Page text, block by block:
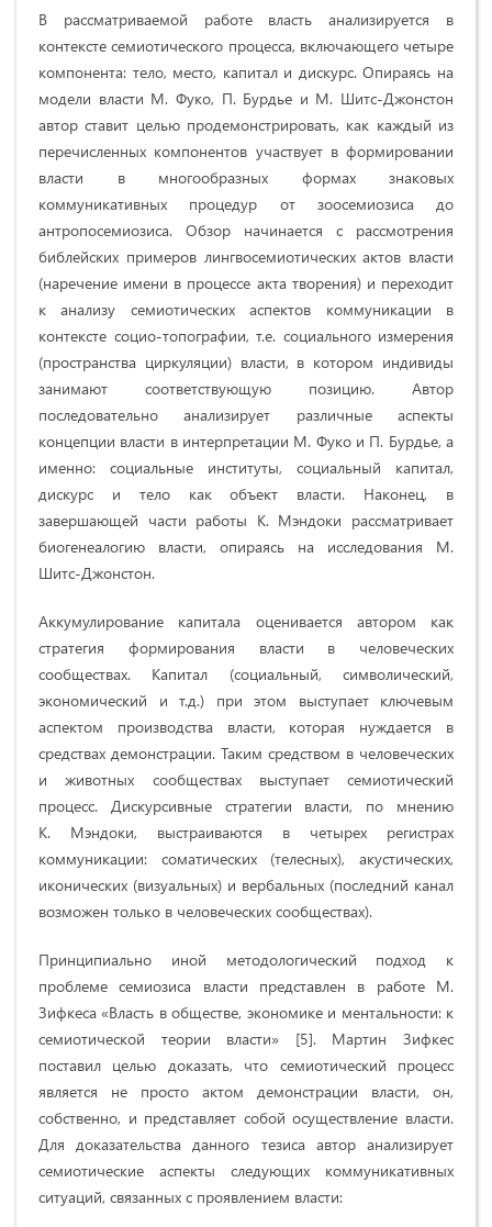
В рассматриваемой работе власть анализируется в
контексте семиотического процесса, включающего четыре
компонента: тело, место, капитал и дискурс. Опираясь на
модели власти М. Фуко, П. Бурдье и М. Шитс-Джонстон
автор ставит целью продемонстрировать, как каждый из
перечисленных компонентов участвует в формировании
власти в многообразных формах знаковых
коммуникативных процедур от зоосемиозиса до
антропосемиозиса. Обзор начинается с рассмотрения
библейских примеров лингвосемиотических актов власти
(наречение имени в процессе акта творения) и переходит
к анализу семиотических аспектов коммуникации в
контексте социо-топографии, т.е. социального измерения
(пространства циркуляции) власти, в котором индивиды
занимают соответствующую позицию. Автор
последовательно анализирует различные аспекты
концепции власти в интерпретации М. Фуко и П. Бурдье, а
именно: социальные институты, социальный капитал,
дискурс и тело как объект власти. Наконец, в
завершающей части работы К. Мэндоки рассматривает
биогенеалогию власти, опираясь на исследования М.
Шитс-Джонстон.
Аккумулирование капитала оценивается автором как
стратегия формирования власти в человеческих
сообществах. Капитал (социальный, символический,
экономический и т.д.) при этом выступает ключевым
аспектом производства власти, которая нуждается в
средствах демонстрации. Таким средством в человеческих
и животных сообществах выступает семиотический
процесс. Дискурсивные стратегии власти, по мнению
К. Мэндоки, выстраиваются в четырех регистрах
коммуникации: соматических (телесных), акустических,
иконических (визуальных) и вербальных (последний канал
возможен только в человеческих сообществах).
Принципиально иной методологический подход к
проблеме семиозиса власти представлен в работе М.
Зифкеса «Власть в обществе, экономике и ментальности: к
семиотической теории власти» [5]. Мартин Зифкес
поставил целью доказать, что семиотический процесс
является не просто актом демонстрации власти, он,
собственно, и представляет собой осуществление власти.
Для доказательства данного тезиса автор анализирует
семиотические аспекты следующих коммуникативных
ситуаций, связанных с проявлением власти: